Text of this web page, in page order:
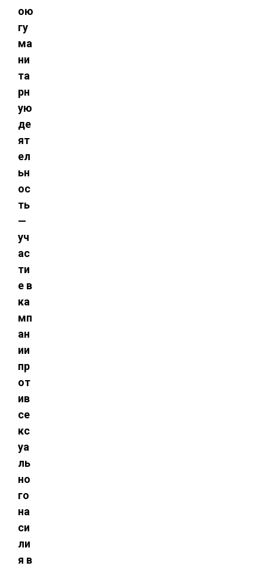
ою
гу
ма
ни
та
рн
ую
де
ят
ел
ьн
ос
ть
—
уч
ас
ти
е в
ка
мп
ан
ии
пр
от
ив
се
кс
уа
ль
но
го
на
си
ли
я в